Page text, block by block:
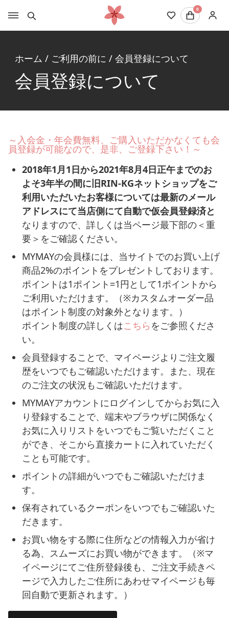
0
ホーム / ご利用の前に / 会員登録について
会員登録について
～入会金・年会費無料、ご購入いただかなくても会
員登録が可能なので、是非、ご登録下さい！～
2018年1月1日から2021年8月4日正午までのお
よそ3年半の間に旧RIN-KGネットショップをご
利用いただいたお客様については最新のメール
アドレスにて当店側にて自動で仮会員登録済と
なりますので、詳しくは当ページ最下部の＜重
要＞をご確認ください。
MYMAYの会員様には、当サイトでのお買い上げ
商品2%のポイントをプレゼントしております。
ポイントは1ポイント=1円として1ポイントから
ご利用いただけます。（※カスタムオーダー品
はポイント制度の対象外となります。）
ポイント制度の詳しくはこちら をご参照くださ
い。
会員登録することで、マイページよりご注文履
歴をいつでもご確認いただけます。また、現在
のご注文の状況もご確認いただけます。
MYMAYアカウントにログインしてからお気に入
り登録することで、端末やブラウザに関係なく
お気に入りリストをいつでもご覧いただくこと
ができ、そこから直接カートに入れていただく
ことも可能です。
ポイントの詳細がいつでもご確認いただけま
す。
保有されているクーポンをいつでもご確認いた
だきます。
お買い物をする際に住所などの情報入力が省け
る為、スムーズにお買い物ができます。（※マ
イページにてご住所登録後も、ご注文手続きペ
ージで入力したご住所にあわせマイページも毎
回自動で更新されます。）